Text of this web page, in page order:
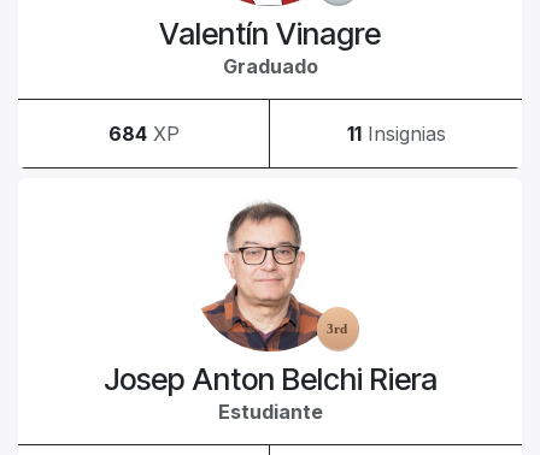
Valentín Vinagre
Graduado
684 XP 11 Insignias
Josep Anton Belchi Riera
Estudiante